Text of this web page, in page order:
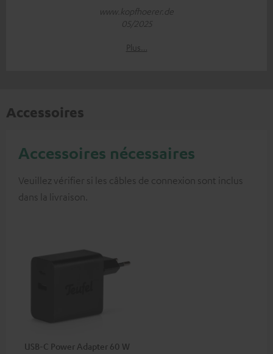
www.kopfhoerer.de
05/2025
Plus…
Accessoires
Accessoires nécessaires
Veuillez vérifier si les câbles de connexion sont inclus
dans la livraison.
USB-C Power Adapter 60 W